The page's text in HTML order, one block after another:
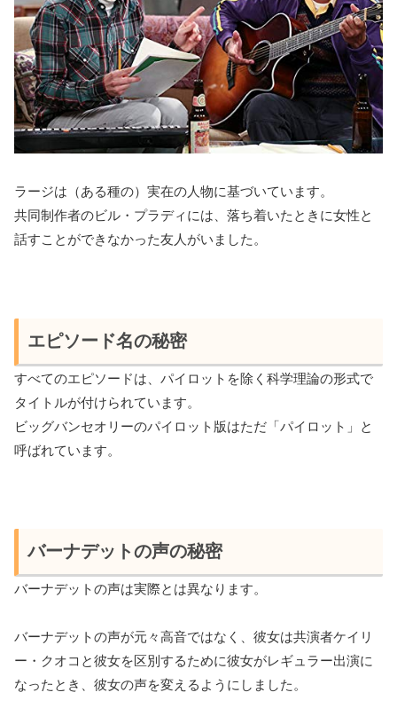
ラージは（ある種の）実在の人物に基づいています。
共同制作者のビル・プラディには、落ち着いたときに女性と
話すことができなかった友人がいました。
エピソード名の秘密
すべてのエピソードは、パイロットを除く科学理論の形式で
タイトルが付けられています。
ビッグバンセオリーのパイロット版はただ「パイロット」と
呼ばれています。
バーナデットの声の秘密
バーナデットの声は実際とは異なります。
バーナデットの声が元々高音ではなく、彼女は共演者ケイリ
ー・クオコと彼女を区別するために彼女がレギュラー出演に
なったとき、彼女の声を変えるようにしました。